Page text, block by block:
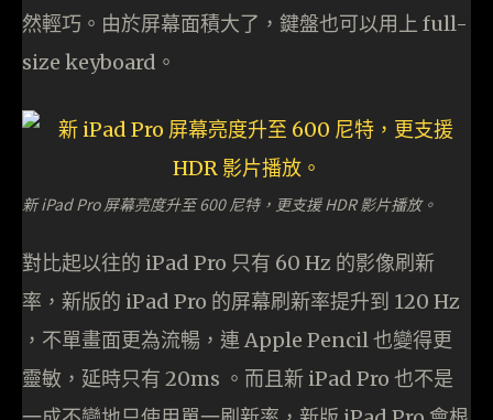
然輕巧。由於屏幕面積大了，鍵盤也可以用上 full-
size keyboard。
新 iPad Pro 屏幕亮度升至 600 尼特，更支援 HDR 影片播放。
對比起以往的 iPad Pro 只有 60 Hz 的影像刷新
率，新版的 iPad Pro 的屏幕刷新率提升到 120 Hz
，不單畫面更為流暢，連 Apple Pencil 也變得更
靈敏，延時只有 20ms 。而且新 iPad Pro 也不是